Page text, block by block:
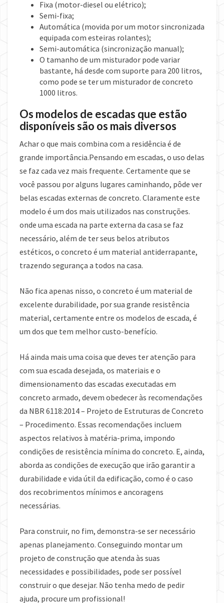
Fixa (motor-diesel ou elétrico);
Semi-fixa;
Automática (movida por um motor sincronizada
equipada com esteiras rolantes);
Semi-automática (sincronização manual);
O tamanho de um misturador pode variar
bastante, há desde com suporte para 200 litros,
como pode se ter um misturador de concreto
1000 litros.
Os modelos de escadas que estão
disponíveis são os mais diversos
Achar o que mais combina com a residência é de
grande importância.Pensando em escadas, o uso delas
se faz cada vez mais frequente. Certamente que se
você passou por alguns lugares caminhando, pôde ver
belas escadas externas de concreto. Claramente este
modelo é um dos mais utilizados nas construções.
onde uma escada na parte externa da casa se faz
necessário, além de ter seus belos atributos
estéticos, o concreto é um material antiderrapante,
trazendo segurança a todos na casa.
Não fica apenas nisso, o concreto é um material de
excelente durabilidade, por sua grande resistência
material, certamente entre os modelos de escada, é
um dos que tem melhor custo-benefício.
Há ainda mais uma coisa que deves ter atenção para
com sua escada desejada, os materiais e o
dimensionamento das escadas executadas em
concreto armado, devem obedecer às recomendações
da NBR 6118:2014 – Projeto de Estruturas de Concreto
– Procedimento. Essas recomendações incluem
aspectos relativos à matéria-prima, impondo
condições de resistência mínima do concreto. E, ainda,
aborda as condições de execução que irão garantir a
durabilidade e vida útil da edificação, como é o caso
dos recobrimentos mínimos e ancoragens
necessárias.
Para construir, no fim, demonstra-se ser necessário
apenas planejamento. Conseguindo montar um
projeto de construção que atenda às suas
necessidades e possibilidades, pode ser possível
construir o que desejar. Não tenha medo de pedir
ajuda, procure um profissional!